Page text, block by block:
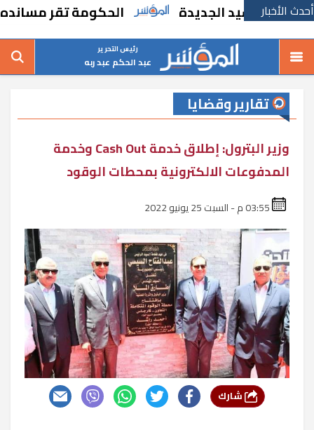
أحدث الأخبارالجديدة الحكومة تقر مسانده
رئيس التحرير
عبد الحكم عبد ربه
تقارير وقضايا
وزير البترول: إطلاق خدمة Cash Out وخدمة
المدفوعات الالكترونية بمحطات الوقود